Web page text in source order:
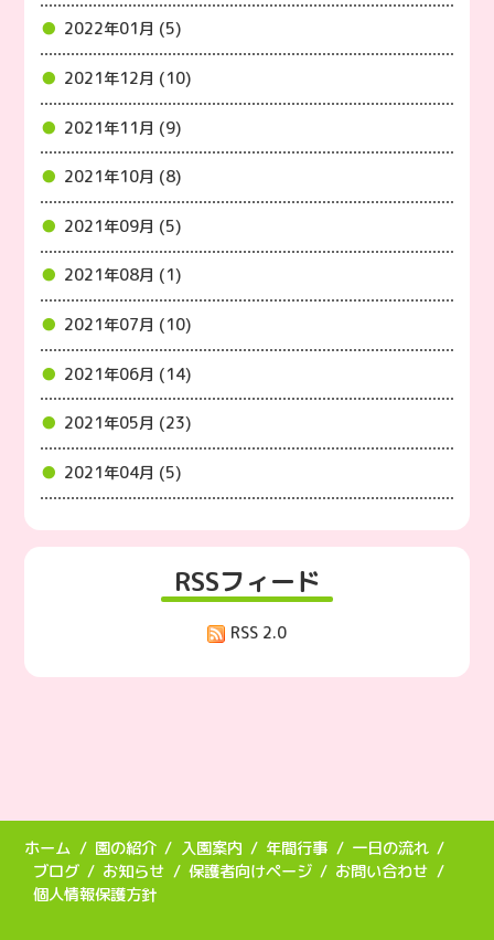
2022年01月 (5)
2021年12月 (10)
2021年11月 (9)
2021年10月 (8)
2021年09月 (5)
2021年08月 (1)
2021年07月 (10)
2021年06月 (14)
2021年05月 (23)
2021年04月 (5)
RSSフィード
RSS 2.0
ホーム 園の紹介 入園案内 年間行事
一日の流れ
ブログ
お知らせ 保護者向けページ
お問い合わせ
個人情報保護方針